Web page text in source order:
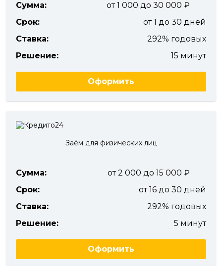
Сумма:
от 1 000 до 30 000
Срок:
от 1 до 30 дней
Ставка:
292% годовых
Решение:
15 минут
Оформить
Заём для физических лиц
Сумма:
от 2 000 до 15 000
Срок:
от 16 до 30 дней
Ставка:
292% годовых
Решение:
5 минут
Оформить